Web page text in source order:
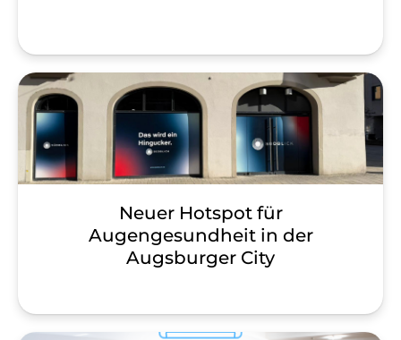
Neuer Hotspot für
Augengesundheit in der
Augsburger City